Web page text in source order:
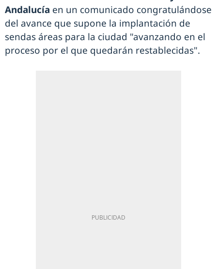
Andalucía en un comunicado congratulándose
del avance que supone la implantación de
sendas áreas para la ciudad "avanzando en el
proceso por el que quedarán restablecidas".